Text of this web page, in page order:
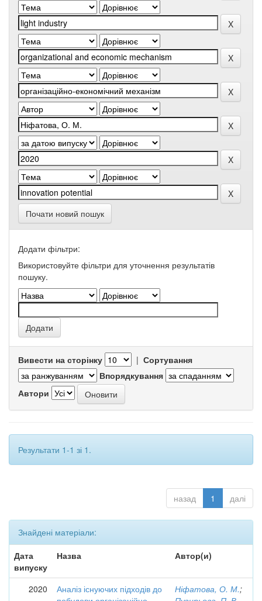
Почати новий пошук
Додати фільтри:
Використовуйте фільтри для уточнення результатів
пошуку.
Вивести на сторінку | Сортування
Впорядкування
Автори
Результати 1-1 зі 1.
назад 1 далі
Знайдені матеріали:
Дата
випуску
Назва Автор(и)
2020
Аналіз існуючих підходів до
Ніфатова, О. М.;